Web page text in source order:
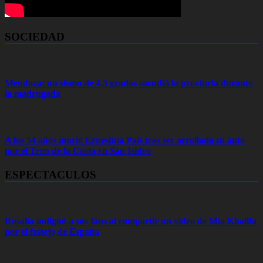
SOCIEDAD
Mendoza: un sismo de 4,3 grados sacudió la provincia durante
la madrugada
A los 54 años murió Ernestina Pais tras ser arrollado su auto
por el Tren de la Costa en San Isidro
ESPECTACULOS
Rosalía indignó a sus fans al compartir un video de Mia Khalifa
por el festejo de España